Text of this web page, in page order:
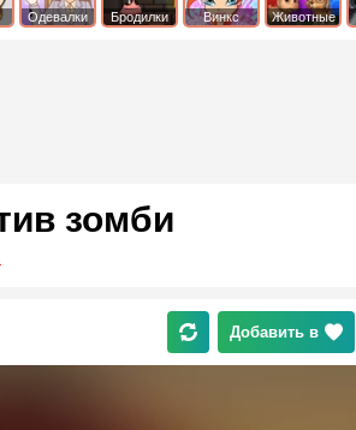
Одевалки Бродилки Винкс Животные
зомби
Добавить в